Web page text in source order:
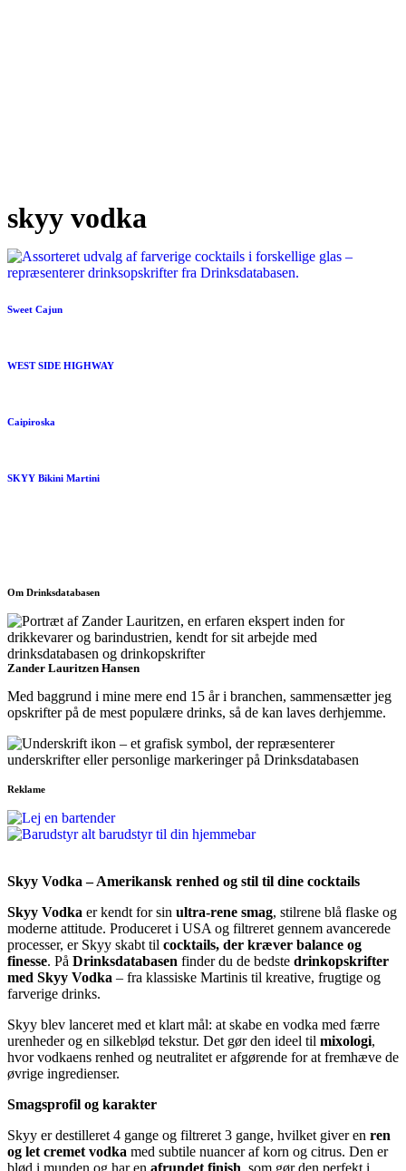
skyy vodka
Sweet Cajun
WEST SIDE HIGHWAY
Caipiroska
SKYY Bikini Martini
Om Drinksdatabasen
Zander Lauritzen Hansen
Med baggrund i mine mere end 15 år i branchen, sammensætter jeg
opskrifter på de mest populære drinks, så de kan laves derhjemme.
Reklame
Skyy Vodka – Amerikansk renhed og stil til dine cocktails
Skyy Vodka er kendt for sin ultra-rene smag, stilrene blå flaske og
moderne attitude. Produceret i USA og filtreret gennem avancerede
processer, er Skyy skabt til cocktails, der kræver balance og
finesse. På Drinksdatabasen finder du de bedste drinkopskrifter
med Skyy Vodka – fra klassiske Martinis til kreative, frugtige og
farverige drinks.
Skyy blev lanceret med et klart mål: at skabe en vodka med færre
urenheder og en silkeblød tekstur. Det gør den ideel til mixologi,
hvor vodkaens renhed og neutralitet er afgørende for at fremhæve de
øvrige ingredienser.
Smagsprofil og karakter
Skyy er destilleret 4 gange og filtreret 3 gange, hvilket giver en ren
og let cremet vodka med subtile nuancer af korn og citrus. Den er
blød i munden og har en afrundet finish, som gør den perfekt i